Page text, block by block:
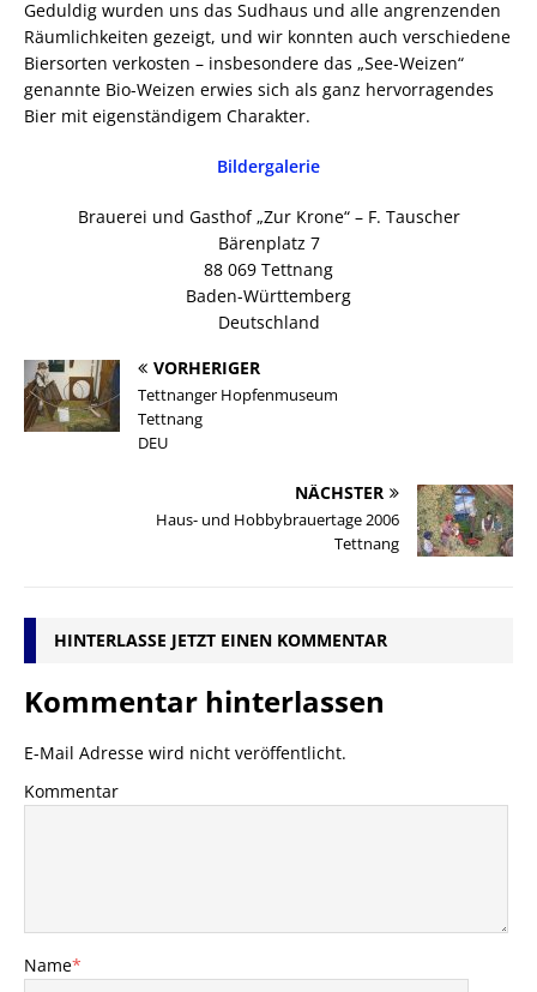
Geduldig wurden uns das Sudhaus und alle angrenzenden
Räumlichkeiten gezeigt, und wir konnten auch verschiedene
Biersorten verkosten – insbesondere das „See-Weizen“
genannte Bio-Weizen erwies sich als ganz hervorragendes
Bier mit eigenständigem Charakter.
Bildergalerie
Brauerei und Gasthof „Zur Krone“ – F. Tauscher
Bärenplatz 7
88 069 Tettnang
Baden-Württemberg
Deutschland
VORHERIGER
Tettnanger Hopfenmuseum
Tettnang
DEU
NÄCHSTER
Haus- und Hobbybrauertage 2006
Tettnang
HINTERLASSE JETZT EINEN KOMMENTAR
Kommentar hinterlassen
E-Mail Adresse wird nicht veröffentlicht.
Kommentar
Name*